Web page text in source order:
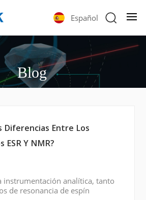
Español
Blog
Diferencias Entre Los
ESR Y NMR?
instrumentación analítica, tanto
de resonancia de espín